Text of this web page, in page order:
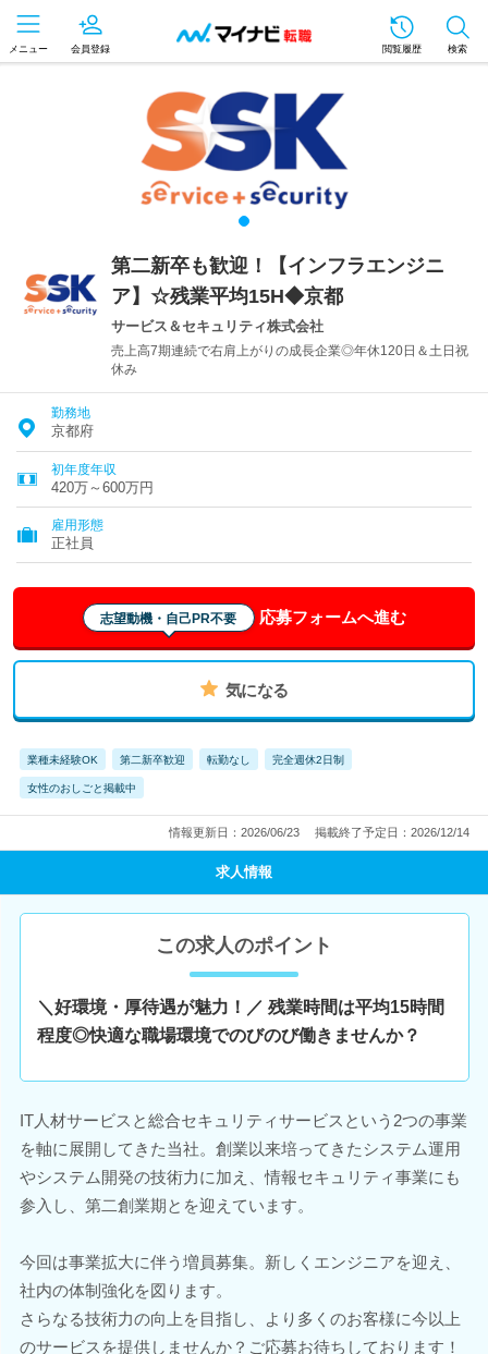
メニュー 会員登録 閲覧履歴 検索
第二新卒も歓迎！【インフラエンジニ
ア】☆残業平均15H◆京都
サービス＆セキュリティ株式会社
売上高7期連続で右肩上がりの成長企業◎年休120日＆土日祝
休み
勤務地
京都府
初年度年収
420万～600万円
雇用形態
正社員
志望動機・自己PR不要 応募フォームへ進む
気になる
業種未経験OK 第二新卒歓迎 転勤なし 完全週休2日制
女性のおしごと掲載中
情報更新日：2026/06/23 掲載終了予定日：2026/12/14
求人情報
この求人のポイント
＼好環境・厚待遇が魅力！／ 残業時間は平均15時間
程度◎快適な職場環境でのびのび働きませんか？
IT人材サービスと総合セキュリティサービスという2つの事業
を軸に展開してきた当社。創業以来培ってきたシステム運用
やシステム開発の技術力に加え、情報セキュリティ事業にも
参入し、第二創業期とを迎えています。
今回は事業拡大に伴う増員募集。新しくエンジニアを迎え、
社内の体制強化を図ります。
さらなる技術力の向上を目指し、より多くのお客様に今以上
のサービスを提供しませんか？ご応募お待ちしております！